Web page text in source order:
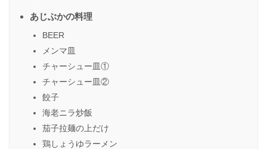
あじぶかの料理
BEER
メンマ皿
チャーシュー皿①
チャーシュー皿②
餃子
海老ニラ炒飯
茄子拉麺の上だけ
鶏しょうゆラーメン